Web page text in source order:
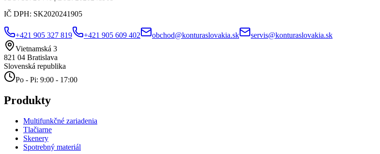
IČ DPH: SK2020241905
+421 905 327 819 +421 905 609 402 obchod@konturaslovakia.sk
servis@konturaslovakia.sk
Vietnamská 3
821 04 Bratislava
Slovenská republika
Po - Pi: 9:00 - 17:00
Produkty
Multifunkčné zariadenia
Tlačiarne
Skenery
Spotrebný materiál